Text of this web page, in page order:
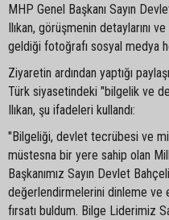
MHP Genel Başkanı Sayın
Ilıkan, görüşmenin detaylarını
geldiği fotoğrafı sosyal medya
Ziyaretin ardından yaptığı
Türk siyasetindeki "bilgelik ve
Ilıkan, şu ifadeleri kullandı:
"Bilgeliği, devlet tecrübesi ve
müstesna bir yere sahip olan
Başkanımız Sayın Devlet
değerlendirmelerini dinleme
fırsatı buldum. Bilge Liderimiz